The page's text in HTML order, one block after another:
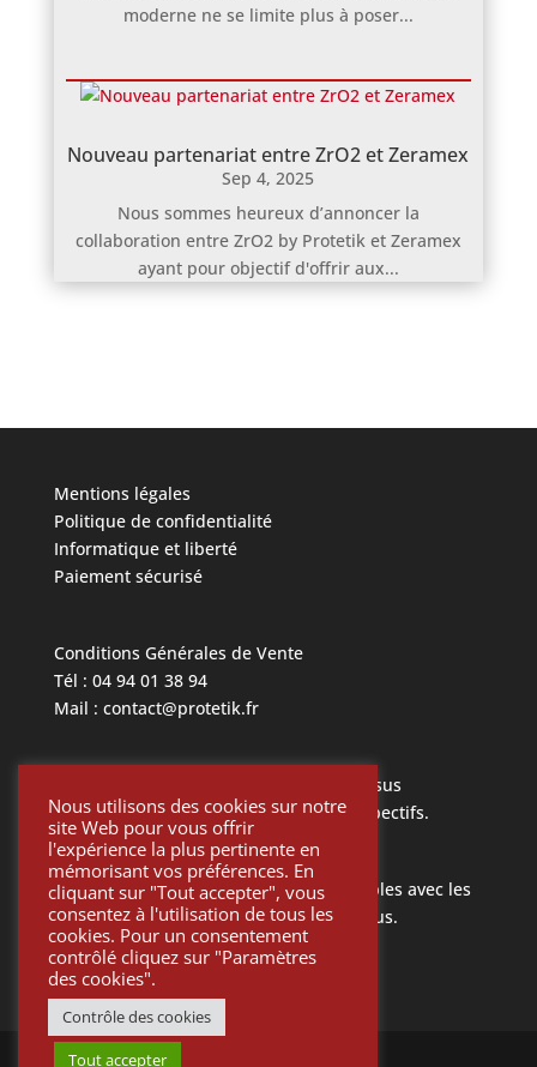
moderne ne se limite plus à poser...
Nouveau partenariat entre ZrO2 et Zeramex
Sep 4, 2025
Nous sommes heureux d’annoncer la
collaboration entre ZrO2 by Protetik et Zeramex
ayant pour objectif d'offrir aux...
Mentions légales
Politique de confidentialité
Informatique et liberté
Paiement sécurisé
Conditions Générales de Vente
Tél : 04 94 01 38 94
Mail : contact@protetik.fr
Toutes les marques mentionnées ci dessus
appartiennent à leurs propriétaires respectifs.
Toutes les pièces Protétik sont compatibles avec les
différents systèmes mentionnés ci-dessus.
Nous utilisons des cookies sur notre
site Web pour vous offrir
l'expérience la plus pertinente en
mémorisant vos préférences. En
cliquant sur "Tout accepter", vous
consentez à l'utilisation de tous les
cookies. Pour un consentement
contrôlé cliquez sur "Paramètres
des cookies".
Contrôle des cookies
Tout accepter